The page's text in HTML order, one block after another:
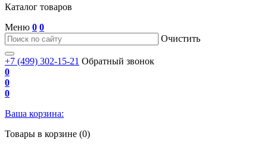
Каталог товаров
Меню 0 0
Очистить
+7 (499) 302-15-21 Обратный звонок
0
0
0
Ваша корзина:
Товары в корзине (0)